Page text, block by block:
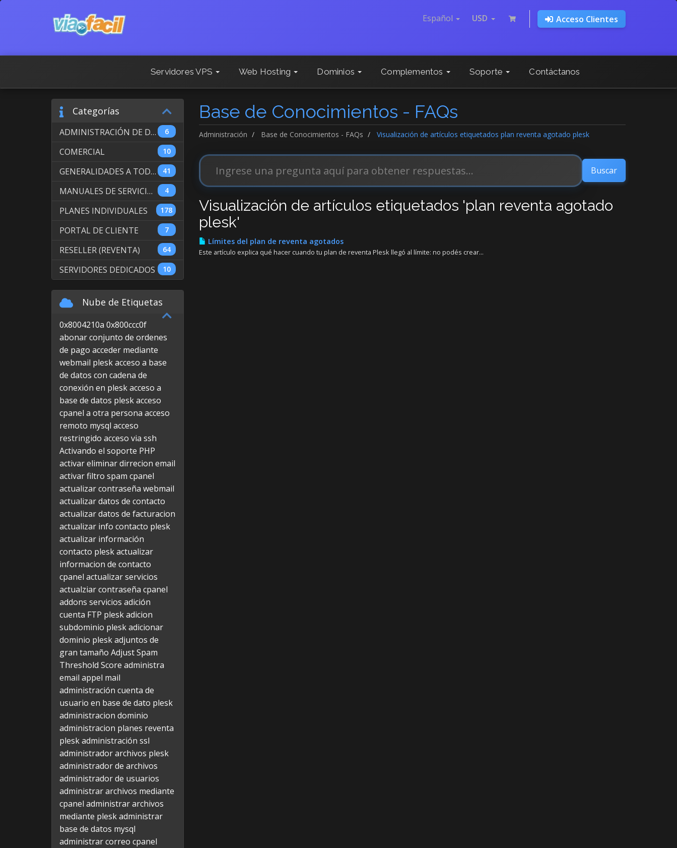
Español USD Acceso Clientes
Servidores VPS Web Hosting Dominios Complementos Soporte Contáctanos
Base de Conocimientos - FAQs
Administración Base de Conocimientos - FAQs Visualización de artículos etiquetados plan reventa agotado plesk
Categorías
6
ADMINISTRACIÓN DE DOMINIOS INTERNACIONALES
10
COMERCIAL
41
GENERALIDADES A TODOS LOS SERVICIOS
4
MANUALES DE SERVICIO DE WEB HOSTING
178
PLANES INDIVIDUALES
7
PORTAL DE CLIENTE
64
RESELLER (REVENTA)
10
SERVIDORES DEDICADOS
Visualización de artículos etiquetados 'plan reventa agotado
plesk'
Límites del plan de reventa agotados
Este artículo explica qué hacer cuando tu plan de reventa Plesk llegó al límite: no podés crear...
Nube de Etiquetas
0x8004210a 0x800ccc0f
abonar conjunto de ordenes
de pago acceder mediante
webmail pleskacceso a base
de datos con cadena de
conexión en pleskacceso a
base de datos pleskacceso
cpanel a otra persona acceso
remoto mysql acceso
restringido acceso via ssh
Activando el soporte PHP
activar eliminar dirrecion email
activar filtro spam cpanel
actualizar contraseña webmail
actualizar datos de contacto
actualizar datos de facturacion
actualizar info contacto plesk
actualizar información
contacto pleskactualizar
informacion de contacto
cpanel actualizar servicios
actualziar contraseña cpanel
addons servicios adición
cuenta FTP pleskadicion
subdominio pleskadicionar
dominio pleskadjuntos de
gran tamaño Adjust Spam
Threshold Score administra
email appel mail
administración cuenta de
usuario en base de dato plesk
administracion dominio
administracion planes reventa
pleskadministración ssl
administrador archivos plesk
administrador de archivos
administrador de usuarios
administrar archivos mediante
cpanel administrar archivos
mediante pleskadministrar
base de datos mysql
administrar correo cpanel